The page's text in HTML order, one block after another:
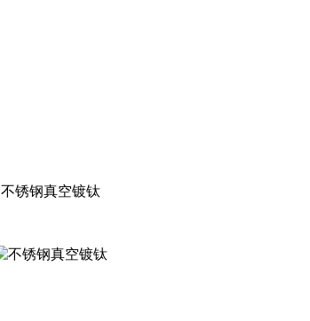
不锈钢真空镀钛